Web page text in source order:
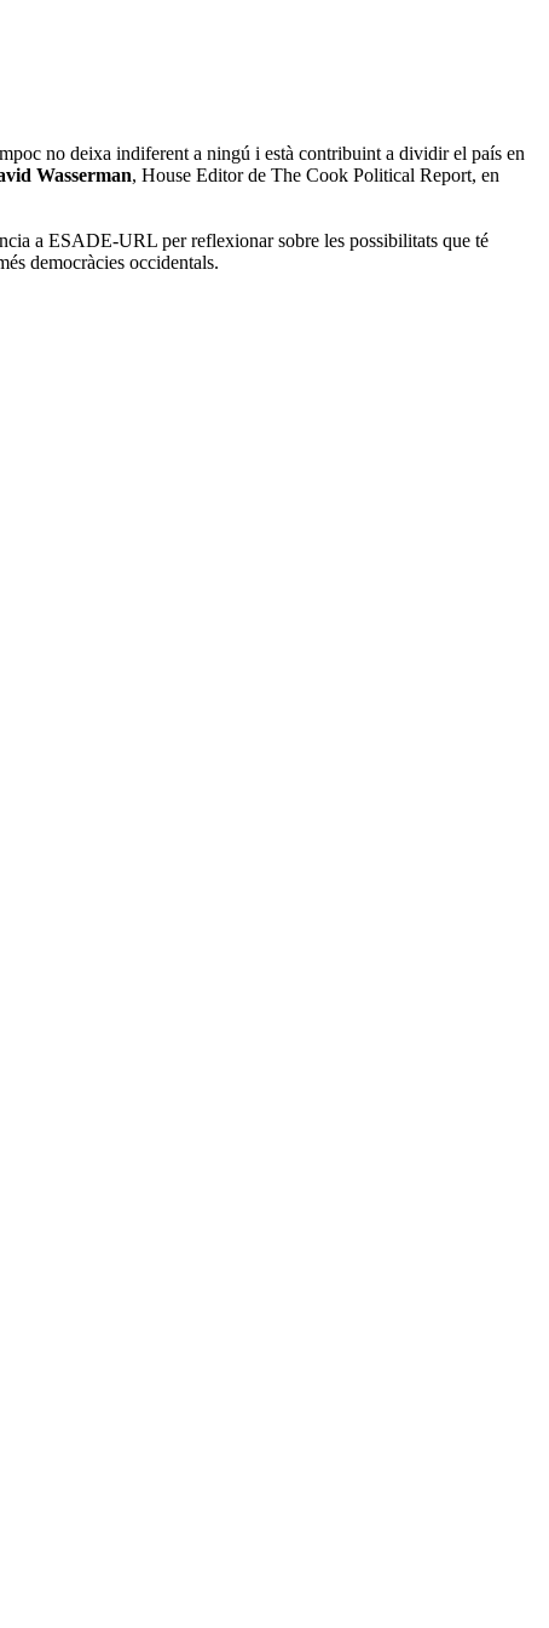
no deixa indiferent a ningú i està contribuint a dividir el país en
Wasserman, House Editor de The Cook Political Report, en
a ESADE-URL per reflexionar sobre les possibilitats que té
democràcies occidentals.